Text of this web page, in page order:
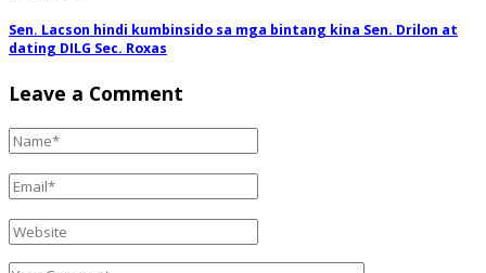
Sen. Lacson hindi kumbinsido sa mga bintang kina Sen. Drilon at
dating DILG Sec. Roxas
Leave a Comment